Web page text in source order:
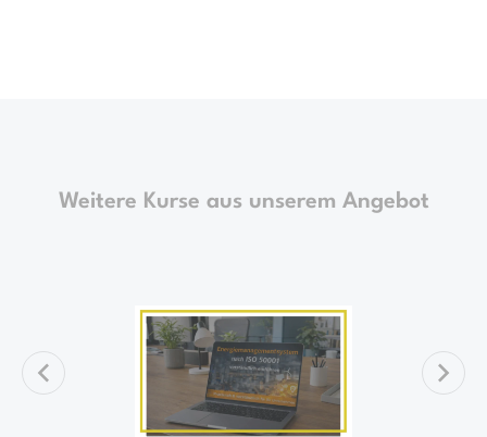
Weitere Kurse aus unserem Angebot